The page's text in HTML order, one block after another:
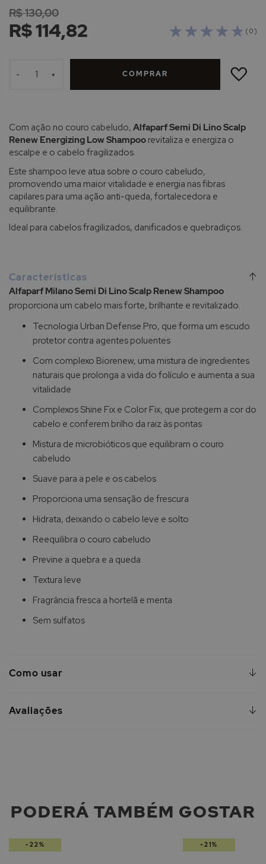
( 0 )
R$ 114,82
R$ 130,00
- + COMPRAR
ADICIONAR
LISTA
Com ação no couro cabeludo, Alfaparf Semi Di Lino Scalp
Renew Energizing Low Shampoo revitaliza e energiza o
escalpe e o cabelo fragilizados.
Este shampoo leve atua sobre o couro cabeludo,
promovendo uma maior vitalidade e energia nas fibras
capilares para uma ação anti-queda, fortalecedora e
equilibrante.
Ideal para cabelos fragilizados, danificados e quebradiços.
Características
Alfaparf Milano Semi Di Lino Scalp Renew Shampoo
proporciona um cabelo mais forte, brilhante e revitalizado.
Tecnologia Urban Defense Pro, que forma um escudo
protetor contra agentes poluentes
Com complexo Biorenew, uma mistura de ingredientes
naturais que prolonga a vida do folículo e aumenta a sua
vitalidade
Complexos Shine Fix e Color Fix, que protegem a cor do
cabelo e conferem brilho da raiz às pontas
Mistura de microbióticos que equilibram o couro
cabeludo
Suave para a pele e os cabelos
Proporciona uma sensação de frescura
Hidrata, deixando o cabelo leve e solto
Reequilibra o couro cabeludo
Previne a quebra e a queda
Textura leve
Fragrância fresca a hortelã e menta
Sem sulfatos
Como usar
Avaliações
PODERÁ TAMBÉM GOSTAR
-22% -21%